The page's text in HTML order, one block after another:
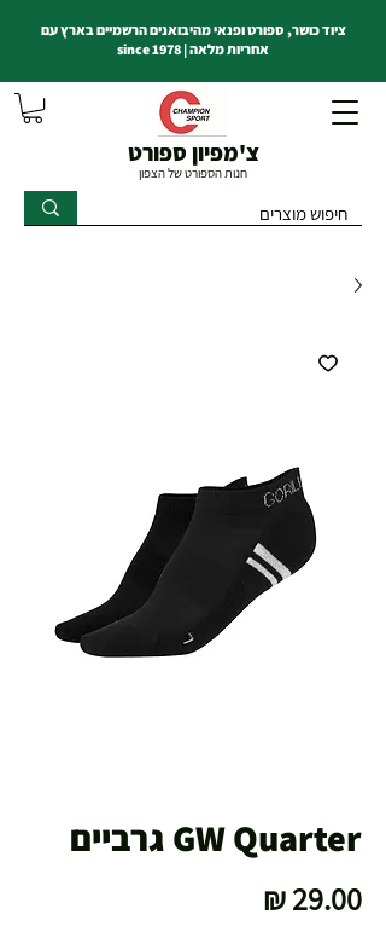
צ'מפיון ספורט
חנות הספורט של הצפון
ציוד כושר, ספורט ופנאי מהיבואנים הרשמיים בארץ עם
אחריות מלאה | since 1978
GW Quarter גרביים